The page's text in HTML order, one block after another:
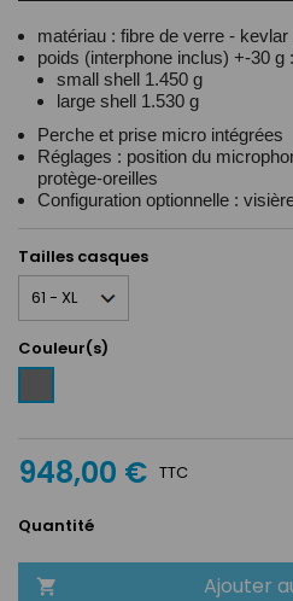
matériau : fibre de verre -
poids (interphone inclus) +-30 g :
small shell 1.450 g
large shell 1.530 g
Perche et prise micro intégrées
Réglages : position du
protège-oreilles
Configuration optionnelle :
Tailles casques
Couleur(s)
/
948,00 € TTC
Quantité
 Ajouter